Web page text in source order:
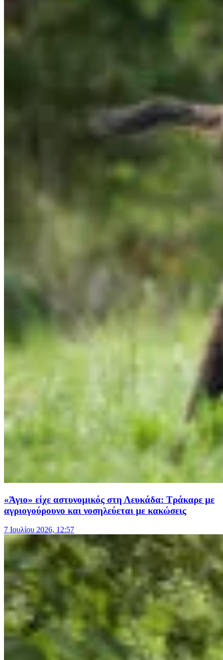
«Άγιο» είχε αστυνομικός στη Λευκάδα: Τράκαρε με
αγριογούρουνο και νοσηλεύεται με κακώσεις
7 Ιουλίου 2026, 12:57